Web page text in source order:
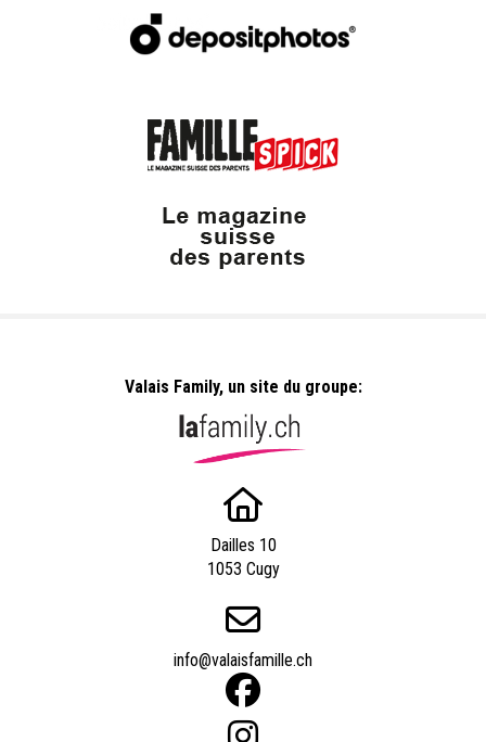
Valais Family, un site du groupe:
Dailles 10
1053 Cugy
info@valaisfamille.ch